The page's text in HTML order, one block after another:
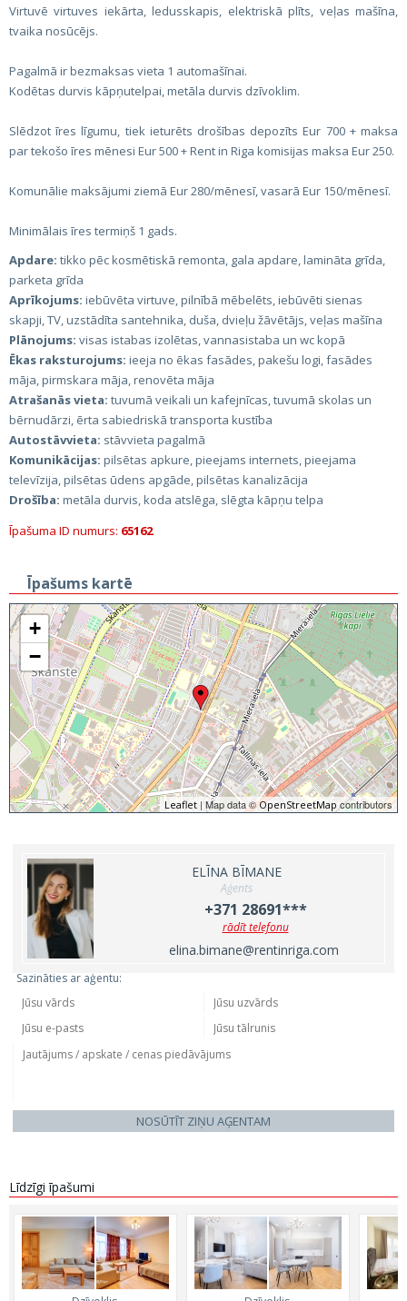
Virtuvē virtuves iekārta, ledusskapis, elektriskā plīts, veļas mašīna,
tvaika nosūcējs.
Pagalmā ir bezmaksas vieta 1 automašīnai.
Kodētas durvis kāpņutelpai, metāla durvis dzīvoklim.
Slēdzot īres līgumu, tiek ieturēts drošības depozīts Eur 700 + maksa
par tekošo īres mēnesi Eur 500 + Rent in Riga komisijas maksa Eur 250.
Komunālie maksājumi ziemā Eur 280/mēnesī, vasarā Eur 150/mēnesī.
Minimālais īres termiņš 1 gads.
Apdare: tikko pēc kosmētiskā remonta, gala apdare, lamināta grīda,
parketa grīda
Aprīkojums: iebūvēta virtuve, pilnībā mēbelēts, iebūvēti sienas
skapji, TV, uzstādīta santehnika, duša, dvieļu žāvētājs, veļas mašīna
Plānojums: visas istabas izolētas, vannasistaba un wc kopā
Ēkas raksturojums: ieeja no ēkas fasādes, pakešu logi, fasādes
māja, pirmskara māja, renovēta māja
Atrašanās vieta: tuvumā veikali un kafejnīcas, tuvumā skolas un
bērnudārzi, ērta sabiedriskā transporta kustība
Autostāvvieta: stāvvieta pagalmā
Komunikācijas: pilsētas apkure, pieejams internets, pieejama
televīzija, pilsētas ūdens apgāde, pilsētas kanalizācija
Drošība: metāla durvis, koda atslēga, slēgta kāpņu telpa
Īpašuma ID numurs: 65162
Īpašums kartē
+
−
Leaflet | Map data ©OpenStreetMap contributors
ELĪNA BĪMANE
Aģents
+371 28691***
rādīt telefonu
elina.bimane@rentinriga.com
Sazināties ar aģentu:
NOSŪTĪT ZIŅU AĢENTAM
Līdzīgi īpašumi